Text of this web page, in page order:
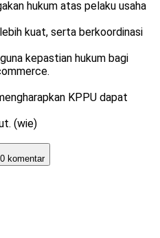
hukum atas pelaku usaha
kuat, serta berkoordinasi
kepastian hukum bagi
KPPU dapat
(wie)
0 komentar